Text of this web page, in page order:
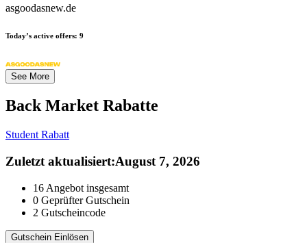
asgoodasnew.de
Today’s active offers: 9
See More
Back Market Rabatte
Student Rabatt
Zuletzt aktualisiert:August 7, 2026
16 Angebot insgesamt
0 Geprüfter Gutschein
2 Gutscheincode
Gutschein Einlösen